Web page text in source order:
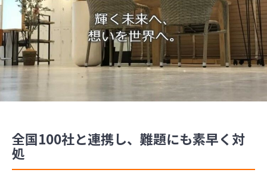
全国100社と連携し、難題にも素早く対
処